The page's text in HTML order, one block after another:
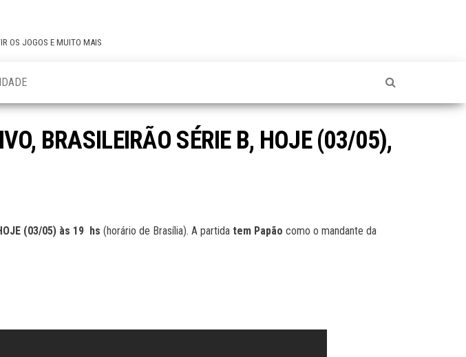
OS JOGOS E MUITO MAIS
BRASILEIRÃO SÉRIE B, HOJE (03/05),
(03/05) às 19 hs (horário de Brasília). A partida tem Papão como o mandante da